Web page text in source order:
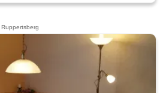
Ruppertsberg